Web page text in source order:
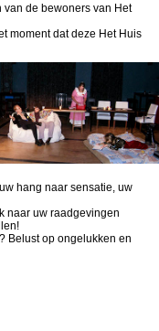
van de bewoners van Het
moment dat deze Het Huis
hang naar sensatie, uw
naar uw raadgevingen
Belust op ongelukken en